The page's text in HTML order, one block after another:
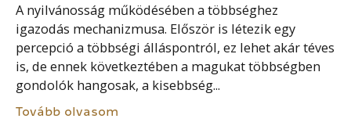
A nyilvánosság működésében a többséghez
igazodás mechanizmusa. Először is létezik egy
percepció a többségi álláspontról, ez lehet akár téves
is, de ennek következtében a magukat többségben
gondolók hangosak, a kisebbség...
Tovább olvasom